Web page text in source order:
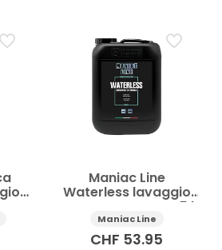
l
Maniac Line
Waterless lavaggio
auto concentrato 5 l
Maniac Line
CHF 53.95